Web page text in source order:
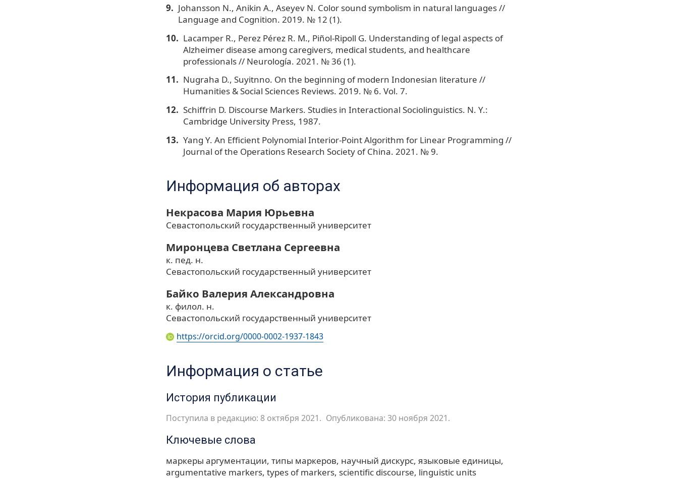
Johansson N., Anikin A., Aseyev N. Color sound symbolism in natural languages //
Language and Cognition. 2019. № 12 (1).
Lacamper R., Perez Pérez R. M., Piñol-Ripoll G. Understanding of legal aspects of
Alzheimer disease among caregivers, medical students, and healthcare
professionals // Neurología. 2021. № 36 (1).
Nugraha D., Suyitnno. On the beginning of modern Indonesian literature //
Humanities & Social Sciences Reviews. 2019. № 6. Vol. 7.
Schiffrin D. Discourse Markers. Studies in Interactional Sociolinguistics. N. Y.:
Cambridge University Press, 1987.
Yang Y. An Efficient Polynomial Interior-Point Algorithm for Linear Programming //
Journal of the Operations Research Society of China. 2021. № 9.
Информация об авторах
Некрасова Мария Юрьевна
Севастопольский государственный университет
Миронцева Светлана Сергеевна
к. пед. н.
Севастопольский государственный университет
Байко Валерия Александровна
к. филол. н.
Севастопольский государственный университет
https://orcid.org/0000-0002-1937-1843
Информация о статье
История публикации
Поступила в редакцию: 8 октября 2021. Опубликована: 30 ноября 2021.
Ключевые слова
маркеры аргументации типы маркеров научный дискурс языковые единицы
argumentative markers types of markers scientific discourse linguistic units